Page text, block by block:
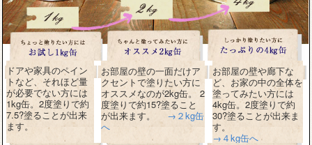
ドアや家具のペイン
トなど、それほど量
が必要でない方には
1kg缶。2度塗りで約
7.5?塗ることが出来
ます。
お部屋の壁の一面だけア
クセントで塗りたい方に
オススメなのが2kg缶。 2
度塗りで約15?塗ること
が出来ます。 →２kg缶
へ
お部屋の壁や廊下な
ど、お家の中の全体を
塗ってみたい方には
4kg缶。2度塗りで約
30?塗ることが出来ま
す。
→４kg缶へ